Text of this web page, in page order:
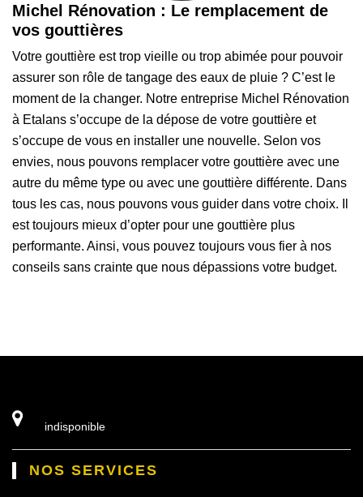
Michel Rénovation : Le remplacement de
vos gouttières
Votre gouttière est trop vieille ou trop abimée pour pouvoir
assurer son rôle de tangage des eaux de pluie ? C’est le
moment de la changer. Notre entreprise Michel Rénovation
à Etalans s’occupe de la dépose de votre gouttière et
s’occupe de vous en installer une nouvelle. Selon vos
envies, nous pouvons remplacer votre gouttière avec une
autre du même type ou avec une gouttière différente. Dans
tous les cas, nous pouvons vous guider dans votre choix. Il
est toujours mieux d’opter pour une gouttière plus
performante. Ainsi, vous pouvez toujours vous fier à nos
conseils sans crainte que nous dépassions votre budget.
indisponible
NOS SERVICES